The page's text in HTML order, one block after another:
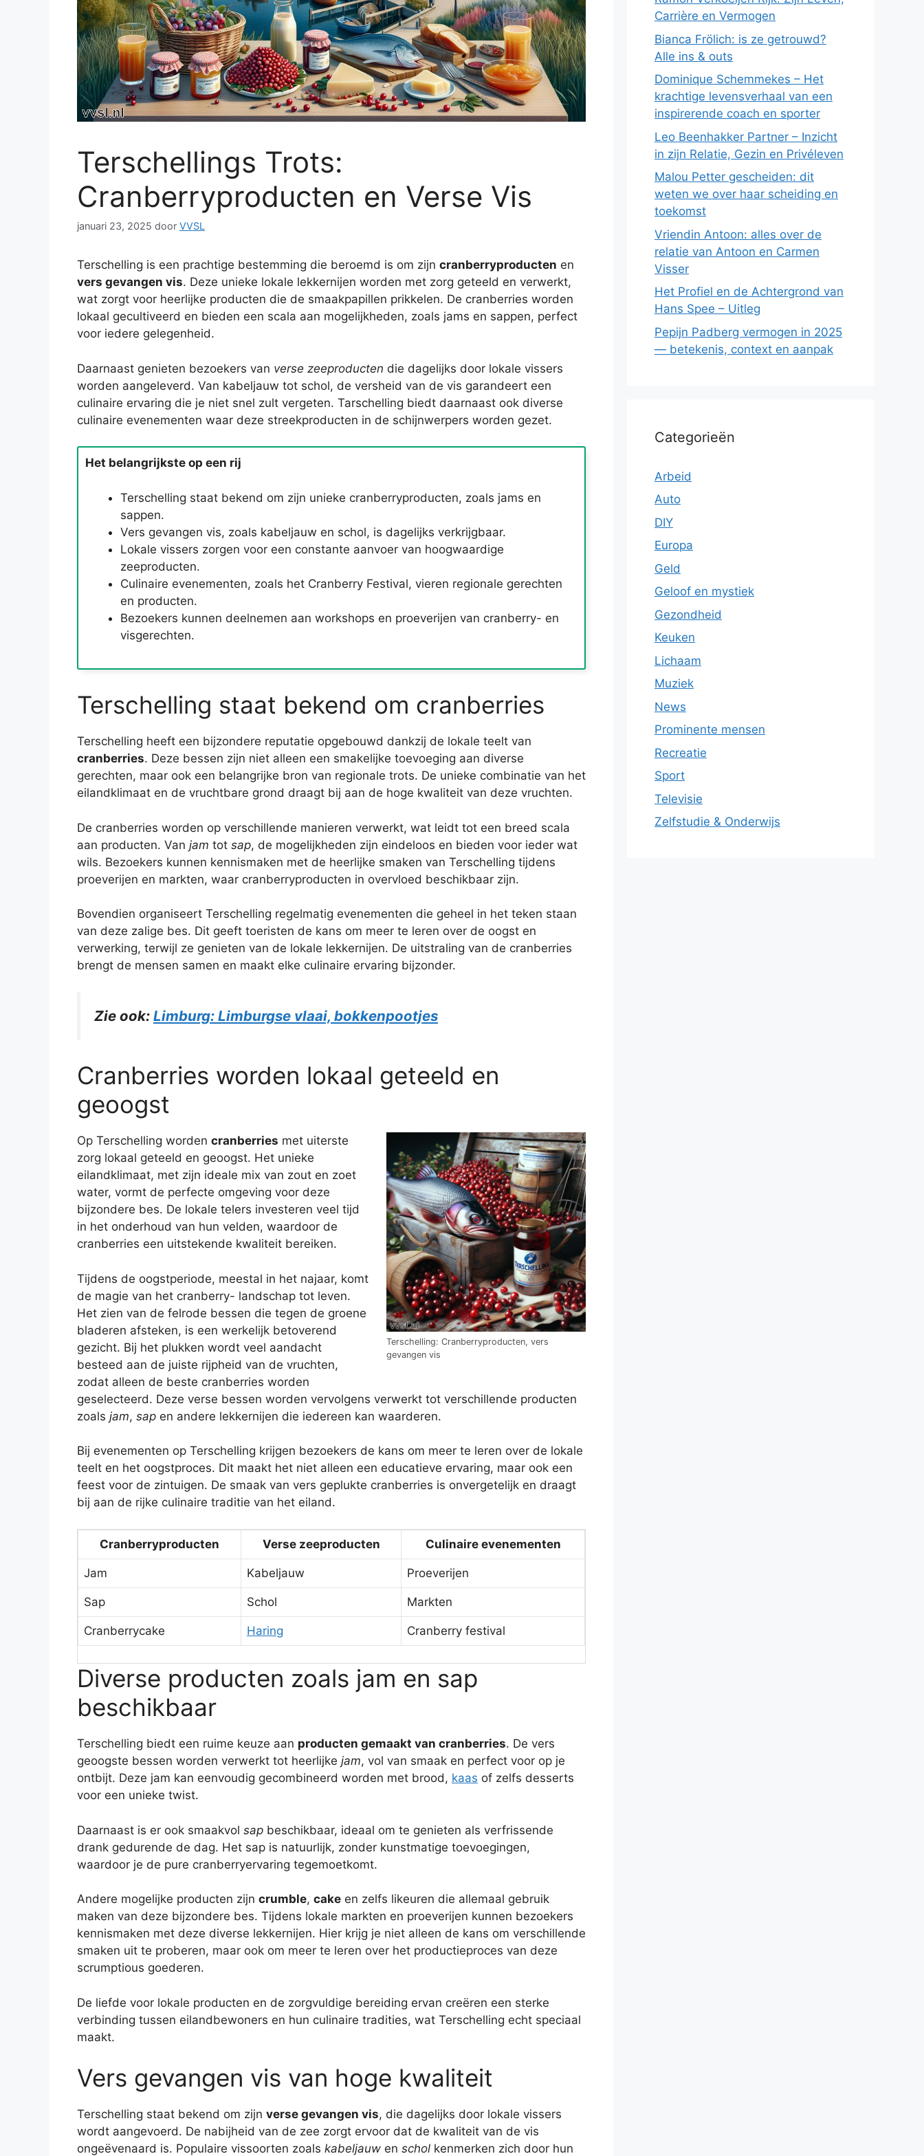
Terschellings Trots:
Cranberryproducten en Verse Vis
januari 23, 2025 door VVSL
Terschelling is een prachtige bestemming die beroemd is om zijn cranberryproducten en
vers gevangen vis. Deze unieke lokale lekkernijen worden met zorg geteeld en verwerkt,
wat zorgt voor heerlijke producten die de smaakpapillen prikkelen. De cranberries worden
lokaal gecultiveerd en bieden een scala aan mogelijkheden, zoals jams en sappen, perfect
voor iedere gelegenheid.
Daarnaast genieten bezoekers van verse zeeproducten die dagelijks door lokale vissers
worden aangeleverd. Van kabeljauw tot schol, de versheid van de vis garandeert een
culinaire ervaring die je niet snel zult vergeten. Tarschelling biedt daarnaast ook diverse
culinaire evenementen waar deze streekproducten in de schijnwerpers worden gezet.
Het belangrijkste op een rij
Terschelling staat bekend om zijn unieke cranberryproducten, zoals jams en
sappen.
Vers gevangen vis, zoals kabeljauw en schol, is dagelijks verkrijgbaar.
Lokale vissers zorgen voor een constante aanvoer van hoogwaardige
zeeproducten.
Culinaire evenementen, zoals het Cranberry Festival, vieren regionale gerechten
en producten.
Bezoekers kunnen deelnemen aan workshops en proeverijen van cranberry- en
visgerechten.
Terschelling staat bekend om cranberries
Terschelling heeft een bijzondere reputatie opgebouwd dankzij de lokale teelt van
cranberries. Deze bessen zijn niet alleen een smakelijke toevoeging aan diverse
gerechten, maar ook een belangrijke bron van regionale trots. De unieke combinatie van het
eilandklimaat en de vruchtbare grond draagt bij aan de hoge kwaliteit van deze vruchten.
De cranberries worden op verschillende manieren verwerkt, wat leidt tot een breed scala
aan producten. Van jam tot sap, de mogelijkheden zijn eindeloos en bieden voor ieder wat
wils. Bezoekers kunnen kennismaken met de heerlijke smaken van Terschelling tijdens
proeverijen en markten, waar cranberryproducten in overvloed beschikbaar zijn.
Bovendien organiseert Terschelling regelmatig evenementen die geheel in het teken staan
van deze zalige bes. Dit geeft toeristen de kans om meer te leren over de oogst en
verwerking, terwijl ze genieten van de lokale lekkernijen. De uitstraling van de cranberries
brengt de mensen samen en maakt elke culinaire ervaring bijzonder.
Zie ook: Limburg: Limburgse vlaai, bokkenpootjes
Cranberries worden lokaal geteeld en
geoogst
Terschelling: Cranberryproducten, vers
gevangen vis
Op Terschelling worden cranberries met uiterste
zorg lokaal geteeld en geoogst. Het unieke
eilandklimaat, met zijn ideale mix van zout en zoet
water, vormt de perfecte omgeving voor deze
bijzondere bes. De lokale telers investeren veel tijd
in het onderhoud van hun velden, waardoor de
cranberries een uitstekende kwaliteit bereiken.
Tijdens de oogstperiode, meestal in het najaar, komt
de magie van het cranberry- landschap tot leven.
Het zien van de felrode bessen die tegen de groene
bladeren afsteken, is een werkelijk betoverend
gezicht. Bij het plukken wordt veel aandacht
besteed aan de juiste rijpheid van de vruchten,
zodat alleen de beste cranberries worden
geselecteerd. Deze verse bessen worden vervolgens verwerkt tot verschillende producten
zoals jam, sap en andere lekkernijen die iedereen kan waarderen.
Bij evenementen op Terschelling krijgen bezoekers de kans om meer te leren over de lokale
teelt en het oogstproces. Dit maakt het niet alleen een educatieve ervaring, maar ook een
feest voor de zintuigen. De smaak van vers geplukte cranberries is onvergetelijk en draagt
bij aan de rijke culinaire traditie van het eiland.
Cranberryproducten Verse zeeproducten Culinaire evenementen
Jam Kabeljauw Proeverijen
Sap Schol Markten
Cranberrycake Haring Cranberry festival
Diverse producten zoals jam en sap
beschikbaar
Terschelling biedt een ruime keuze aan producten gemaakt van cranberries. De vers
geoogste bessen worden verwerkt tot heerlijke jam, vol van smaak en perfect voor op je
ontbijt. Deze jam kan eenvoudig gecombineerd worden met brood, kaas of zelfs desserts
voor een unieke twist.
Daarnaast is er ook smaakvol sap beschikbaar, ideaal om te genieten als verfrissende
drank gedurende de dag. Het sap is natuurlijk, zonder kunstmatige toevoegingen,
waardoor je de pure cranberryervaring tegemoetkomt.
Andere mogelijke producten zijn crumble, cake en zelfs likeuren die allemaal gebruik
maken van deze bijzondere bes. Tijdens lokale markten en proeverijen kunnen bezoekers
kennismaken met deze diverse lekkernijen. Hier krijg je niet alleen de kans om verschillende
smaken uit te proberen, maar ook om meer te leren over het productieproces van deze
scrumptious goederen.
De liefde voor lokale producten en de zorgvuldige bereiding ervan creëren een sterke
verbinding tussen eilandbewoners en hun culinaire tradities, wat Terschelling echt speciaal
maakt.
Vers gevangen vis van hoge kwaliteit
Terschelling staat bekend om zijn verse gevangen vis, die dagelijks door lokale vissers
wordt aangevoerd. De nabijheid van de zee zorgt ervoor dat de kwaliteit van de vis
ongeëvenaard is. Populaire vissoorten zoals kabeljauw en schol kenmerken zich door hun
Carrière en Vermogen
Bianca Frölich: is ze getrouwd?
Alle ins & outs
Dominique Schemmekes – Het
krachtige levensverhaal van een
inspirerende coach en sporter
Leo Beenhakker Partner – Inzicht
in zijn Relatie, Gezin en Privéleven
Malou Petter gescheiden: dit
weten we over haar scheiding en
toekomst
Vriendin Antoon: alles over de
relatie van Antoon en Carmen
Visser
Het Profiel en de Achtergrond van
Hans Spee – Uitleg
Pepijn Padberg vermogen in 2025
— betekenis, context en aanpak
Categorieën
Arbeid
Auto
DIY
Europa
Geld
Geloof en mystiek
Gezondheid
Keuken
Lichaam
Muziek
News
Prominente mensen
Recreatie
Sport
Televisie
Zelfstudie & Onderwijs